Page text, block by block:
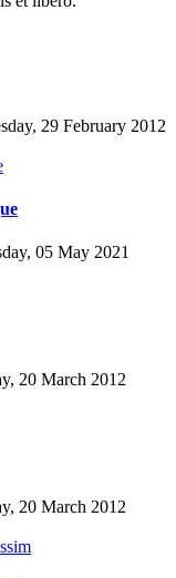
29 February 2012
05 May 2021
20 March 2012
20 March 2012